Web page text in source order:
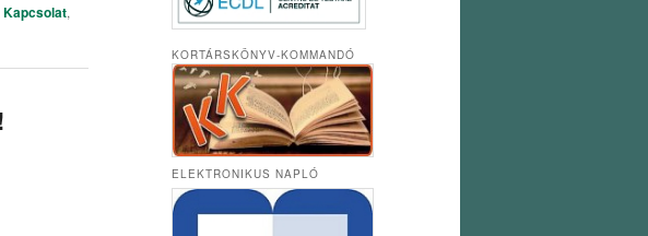
Kapcsolat,
KORTÁRSKÖNYV-KOMMANDÓ
ELEKTRONIKUS NAPLÓ